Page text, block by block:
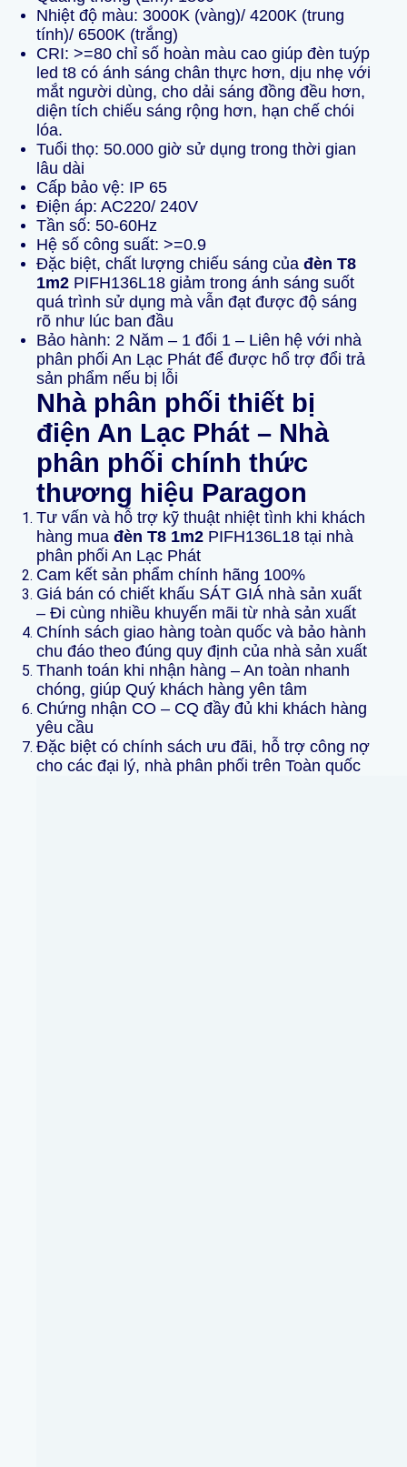
Nhiệt độ màu: 3000K (vàng)/ 4200K (trung
tính)/ 6500K (trắng)
CRI: >=80 chỉ số hoàn màu cao giúp đèn tuýp
led t8 có ánh sáng chân thực hơn, dịu nhẹ với
mắt người dùng, cho dải sáng đồng đều hơn,
diện tích chiếu sáng rộng hơn, hạn chế chói
lóa.
Tuổi thọ: 50.000 giờ sử dụng trong thời gian
lâu dài
Cấp bảo vệ: IP 65
Điện áp: AC220/ 240V
Tần số: 50-60Hz
Hệ số công suất: >=0.9
Đặc biệt, chất lượng chiếu sáng của đèn T8
1m2 PIFH136L18 giảm trong ánh sáng suốt
quá trình sử dụng mà vẫn đạt được độ sáng
rõ như lúc ban đầu
Bảo hành: 2 Năm – 1 đổi 1 – Liên hệ với nhà
phân phối An Lạc Phát để được hổ trợ đổi trả
sản phẩm nếu bị lỗi
Nhà phân phối thiết bị
điện An Lạc Phát – Nhà
phân phối chính thức
thương hiệu Paragon
Tư vấn và hỗ trợ kỹ thuật nhiệt tình khi khách
hàng mua đèn T8 1m2 PIFH136L18 tại nhà
phân phối An Lạc Phát
Cam kết sản phẩm chính hãng 100%
Giá bán có chiết khấu SÁT GIÁ nhà sản xuất
– Đi cùng nhiều khuyến mãi từ nhà sản xuất
Chính sách giao hàng toàn quốc và bảo hành
chu đáo theo đúng quy định của nhà sản xuất
Thanh toán khi nhận hàng – An toàn nhanh
chóng, giúp Quý khách hàng yên tâm
Chứng nhận CO – CQ đầy đủ khi khách hàng
yêu cầu
Đặc biệt có chính sách ưu đãi, hỗ trợ công nợ
cho các đại lý, nhà phân phối trên Toàn quốc